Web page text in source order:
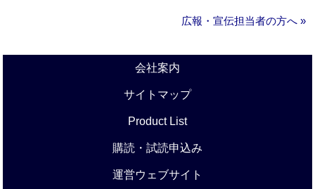
広報・宣伝担当者の方へ »
会社案内
サイトマップ
Product List
購読・試読申込み
運営ウェブサイト